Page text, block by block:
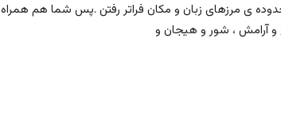
ی مرزهای زبان و مکان فراتر رفتن .پس شما هم همراه